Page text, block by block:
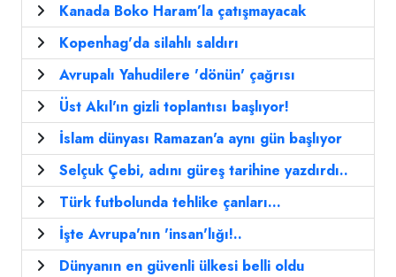
Kanada Boko Haram’la çatışmayacak
Kopenhag'da silahlı saldırı
Avrupalı Yahudilere 'dönün' çağrısı
Üst Akıl'ın gizli toplantısı başlıyor!
İslam dünyası Ramazan'a aynı gün başlıyor
Selçuk Çebi, adını güreş tarihine yazdırdı..
Türk futbolunda tehlike çanları...
İşte Avrupa'nın 'insan'lığı!..
Dünyanın en güvenli ülkesi belli oldu